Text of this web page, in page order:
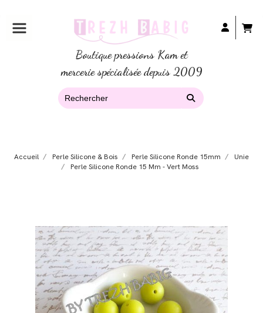
Boutique pressions Kam et
mercerie spécialisée depuis 2009
Accueil Perle Silicone & Bois Perle Silicone Ronde 15mm
Unie
Perle Silicone Ronde 15 Mm - Vert Moss